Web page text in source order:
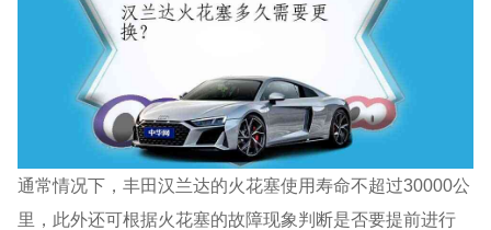
通常情况下，丰田汉兰达的火花塞使用寿命不超过30000公
里，此外还可根据火花塞的故障现象判断是否要提前进行